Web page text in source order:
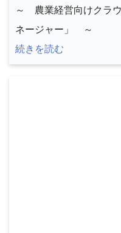
～ 農業経営向けクラ
ネージャー」 ～
続きを読む